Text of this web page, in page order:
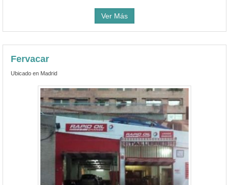
Ver Más
Fervacar
Ubicado en Madrid